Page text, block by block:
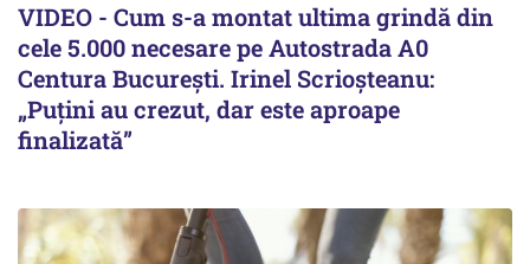
VIDEO - Cum s-a montat ultima grindă din
cele 5.000 necesare pe Autostrada A0
Centura București. Irinel Scrioșteanu:
„Puțini au crezut, dar este aproape
finalizată”